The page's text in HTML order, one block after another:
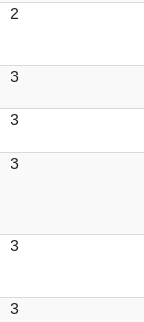
2
3
3
3
3
3